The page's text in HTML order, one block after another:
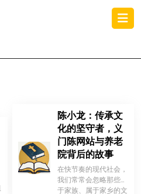
陈小龙：传承文
化的坚守者，义
门陈网站与养老
院背后的故事
在快节奏的现代社会，
我们常常会忽略那些属
于家族、属于家乡的文